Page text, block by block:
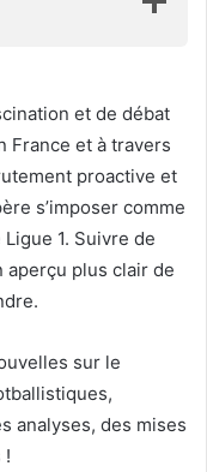
et de débat
France et à travers
proactive et
s’imposer comme
1. Suivre de
aperçu plus clair de
sur le
analyses, des mises
!